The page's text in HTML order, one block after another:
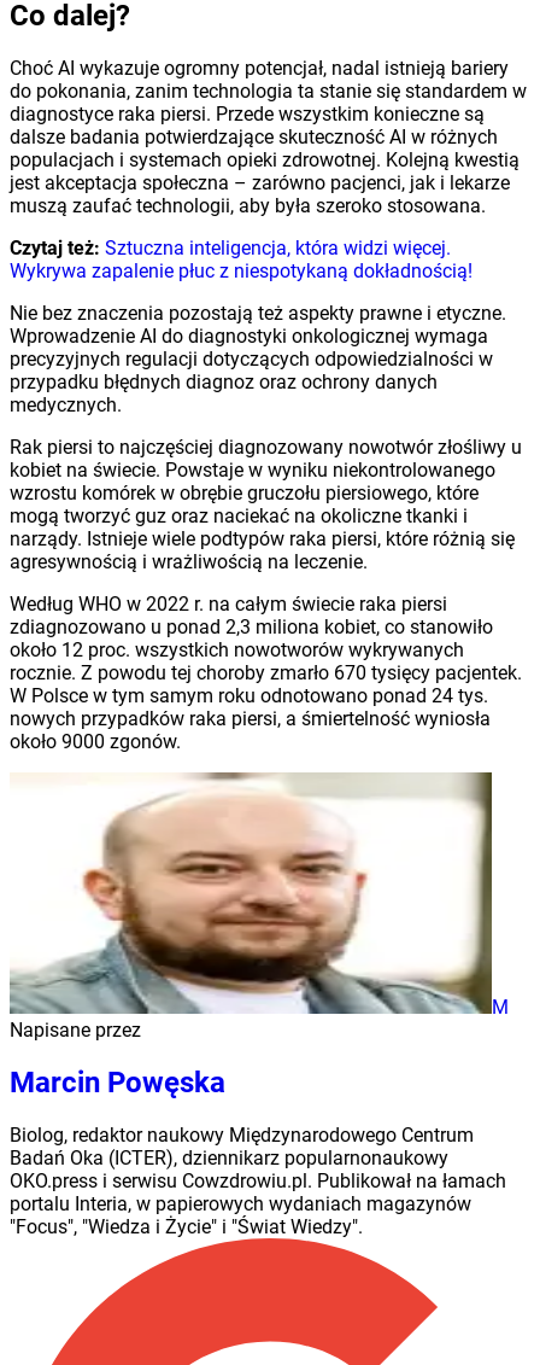
Co dalej?
Choć AI wykazuje ogromny potencjał, nadal istnieją bariery
do pokonania, zanim technologia ta stanie się standardem w
diagnostyce raka piersi. Przede wszystkim konieczne są
dalsze badania potwierdzające skuteczność AI w różnych
populacjach i systemach opieki zdrowotnej. Kolejną kwestią
jest akceptacja społeczna – zarówno pacjenci, jak i lekarze
muszą zaufać technologii, aby była szeroko stosowana.
Czytaj też: Sztuczna inteligencja, która widzi więcej.
Wykrywa zapalenie płuc z niespotykaną dokładnością!
Nie bez znaczenia pozostają też aspekty prawne i etyczne.
Wprowadzenie AI do diagnostyki onkologicznej wymaga
precyzyjnych regulacji dotyczących odpowiedzialności w
przypadku błędnych diagnoz oraz ochrony danych
medycznych.
Rak piersi to najczęściej diagnozowany nowotwór złośliwy u
kobiet na świecie. Powstaje w wyniku niekontrolowanego
wzrostu komórek w obrębie gruczołu piersiowego, które
mogą tworzyć guz oraz naciekać na okoliczne tkanki i
narządy. Istnieje wiele podtypów raka piersi, które różnią się
agresywnością i wrażliwością na leczenie.
Według WHO w 2022 r. na całym świecie raka piersi
zdiagnozowano u ponad 2,3 miliona kobiet, co stanowiło
około 12 proc. wszystkich nowotworów wykrywanych
rocznie. Z powodu tej choroby zmarło 670 tysięcy pacjentek.
W Polsce w tym samym roku odnotowano ponad 24 tys.
nowych przypadków raka piersi, a śmiertelność wyniosła
około 9000 zgonów.
M
Napisane przez
Marcin Powęska
Biolog, redaktor naukowy Międzynarodowego Centrum
Badań Oka (ICTER), dziennikarz popularnonaukowy
OKO.press i serwisu Cowzdrowiu.pl. Publikował na łamach
portalu Interia, w papierowych wydaniach magazynów
"Focus", "Wiedza i Życie" i "Świat Wiedzy".